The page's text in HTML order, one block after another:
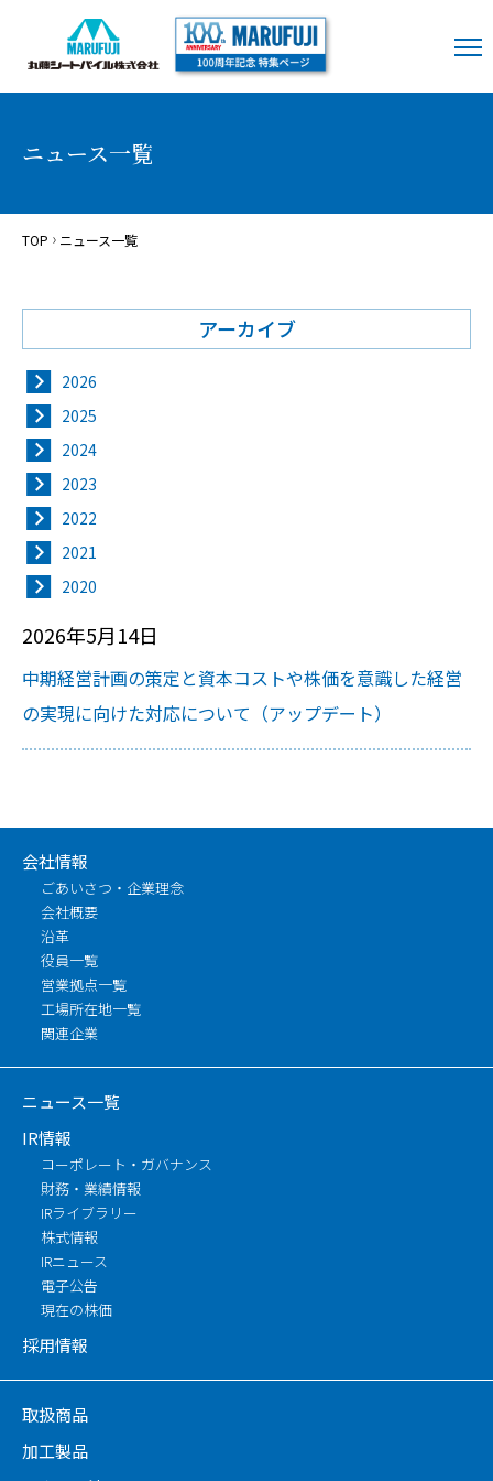
ニュース一覧
TOP ニュース一覧
アーカイブ
2026
2025
2024
2023
2022
2021
2020
2026年5月14日
中期経営計画の策定と資本コストや株価を意識した経営
の実現に向けた対応について（アップデート）
会社情報
ごあいさつ・企業理念
会社概要
沿革
役員一覧
営業拠点一覧
工場所在地一覧
関連企業
ニュース一覧
IR情報
コーポレート・ガバナンス
財務・業績情報
IRライブラリー
株式情報
IRニュース
電子公告
現在の株価
採用情報
取扱商品
加工製品